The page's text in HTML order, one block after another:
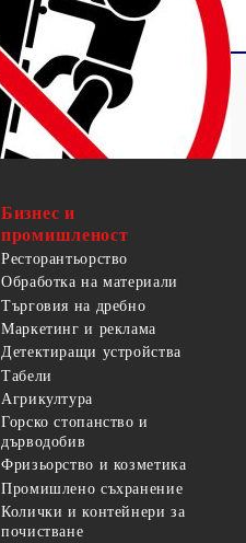
Бизнес и
промишленост
Ресторантьорство
Обработка на материали
Търговия на дребно
Маркетинг и реклама
Детектиращи устройства
Табели
Агрикултура
Горско стопанство и
дърводобив
Фризьорство и козметика
Промишлено съхранение
Колички и контейнери за
почистване